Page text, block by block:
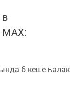
в
MАХ:
6 кеше һәлак